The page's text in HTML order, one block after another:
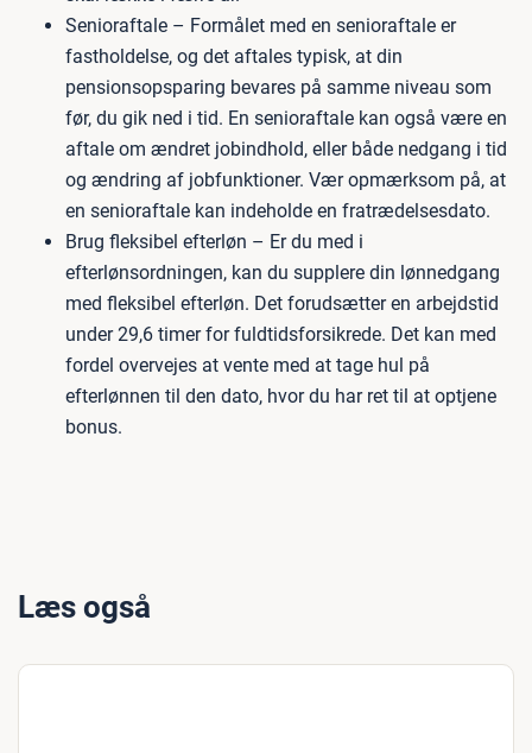
Senioraftale – Formålet med en senioraftale er
fastholdelse, og det aftales typisk, at din
pensionsopsparing bevares på samme niveau som
før, du gik ned i tid. En senioraftale kan også være en
aftale om ændret jobindhold, eller både nedgang i tid
og ændring af jobfunktioner. Vær opmærksom på, at
en senioraftale kan indeholde en fratrædelsesdato.
Brug fleksibel efterløn – Er du med i
efterlønsordningen, kan du supplere din lønnedgang
med fleksibel efterløn. Det forudsætter en arbejdstid
under 29,6 timer for fuldtidsforsikrede. Det kan med
fordel overvejes at vente med at tage hul på
efterlønnen til den dato, hvor du har ret til at optjene
bonus.
Læs også